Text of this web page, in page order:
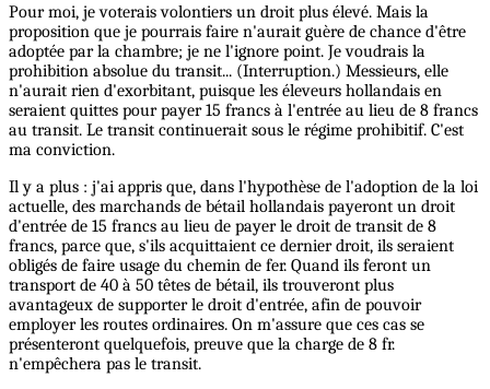
Pour moi, je voterais volontiers un droit plus élevé. Mais la
proposition que je pourrais faire n'aurait guère de chance d'être
adoptée par la chambre; je ne l'ignore point. Je voudrais la
prohibition absolue du transit... (Interruption.) Messieurs, elle
n'aurait rien d'exorbitant, puisque les éleveurs hollandais en
seraient quittes pour payer 15 francs à l'entrée au lieu de 8 francs
au transit. Le transit continuerait sous le régime prohibitif. C'est
ma conviction.
Il y a plus : j'ai appris que, dans l'hypothèse de l'adoption de la loi
actuelle, des marchands de bétail hollandais payeront un droit
d'entrée de 15 francs au lieu de payer le droit de transit de 8
francs, parce que, s'ils acquittaient ce dernier droit, ils seraient
obligés de faire usage du chemin de fer. Quand ils feront un
transport de 40 à 50 têtes de bétail, ils trouveront plus
avantageux de supporter le droit d'entrée, afin de pouvoir
employer les routes ordinaires. On m'assure que ces cas se
présenteront quelquefois, preuve que la charge de 8 fr.
n'empêchera pas le transit.